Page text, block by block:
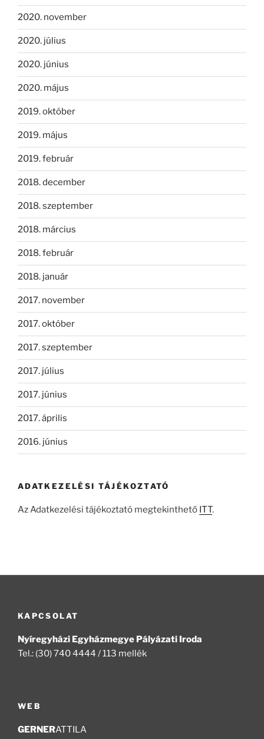
2020. november
2020. július
2020. június
2020. május
2019. október
2019. május
2019. február
2018. december
2018. szeptember
2018. március
2018. február
2018. január
2017. november
2017. október
2017. szeptember
2017. július
2017. június
2017. április
2016. június
ADATKEZELÉSI TÁJÉKOZTATÓ
Az Adatkezelési tájékoztató megtekinthető ITT.
KAPCSOLAT
Nyíregyházi Egyházmegye Pályázati Iroda
Tel.: (30) 740 4444 / 113 mellék
WEB
GERNERATTILA